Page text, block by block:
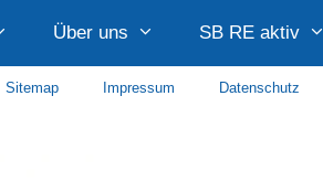
Über uns SB RE aktiv
Sitemap Impressum Datenschutz